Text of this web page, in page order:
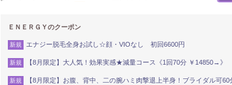
ＥＮＥＲＧＹのクーポン
新規 エナジー脱毛全身お試し☆顔・VIOなし 初回6600円
新規 【8月限定】大人気！効果実感★減量コース《1回70分 ￥14850→》
新規
【8月限定】お腹、背中、二の腕ハミ肉撃退上半身！ブライダル可60